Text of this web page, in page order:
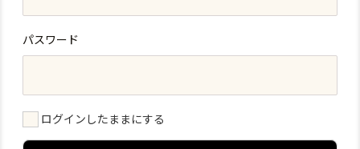
パスワード
ログインしたままにする